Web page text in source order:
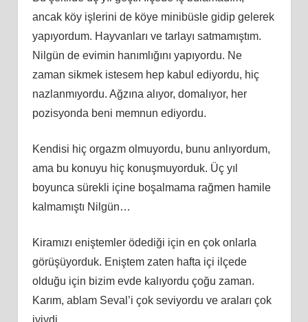
ancak köy işlerini de köye minibüsle gidip gelerek
yapıyordum. Hayvanları ve tarlayı satmamıştım.
Nilgün de evimin hanımlığını yapıyordu. Ne
zaman sikmek istesem hep kabul ediyordu, hiç
nazlanmıyordu. Ağzına alıyor, domalıyor, her
pozisyonda beni memnun ediyordu.
Kendisi hiç orgazm olmuyordu, bunu anlıyordum,
ama bu konuyu hiç konuşmuyorduk. Üç yıl
boyunca sürekli içine boşalmama rağmen hamile
kalmamıştı Nilgün…
Kiramızı eniştemler ödediği için en çok onlarla
görüşüyorduk. Eniştem zaten hafta içi ilçede
olduğu için bizim evde kalıyordu çoğu zaman.
Karım, ablam Seval’i çok seviyordu ve araları çok
iyiydi.